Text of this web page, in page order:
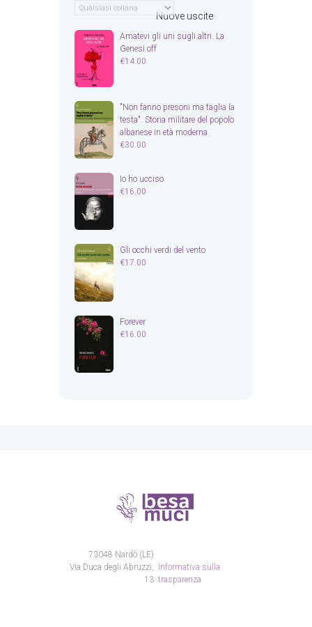
Nuove uscite
Amatevi gli uni sugli altri. La
Genesi off
€14.00
"Non fanno presoni ma taglia la
testa". Storia militare del popolo
albanese in età moderna
€30.00
Io ho ucciso
€16.00
Gli occhi verdi del vento
€17.00
Forever
€16.00
Informativa sulla
trasparenza
73048 Nardò (LE)
Via Duca degli Abruzzi,
13